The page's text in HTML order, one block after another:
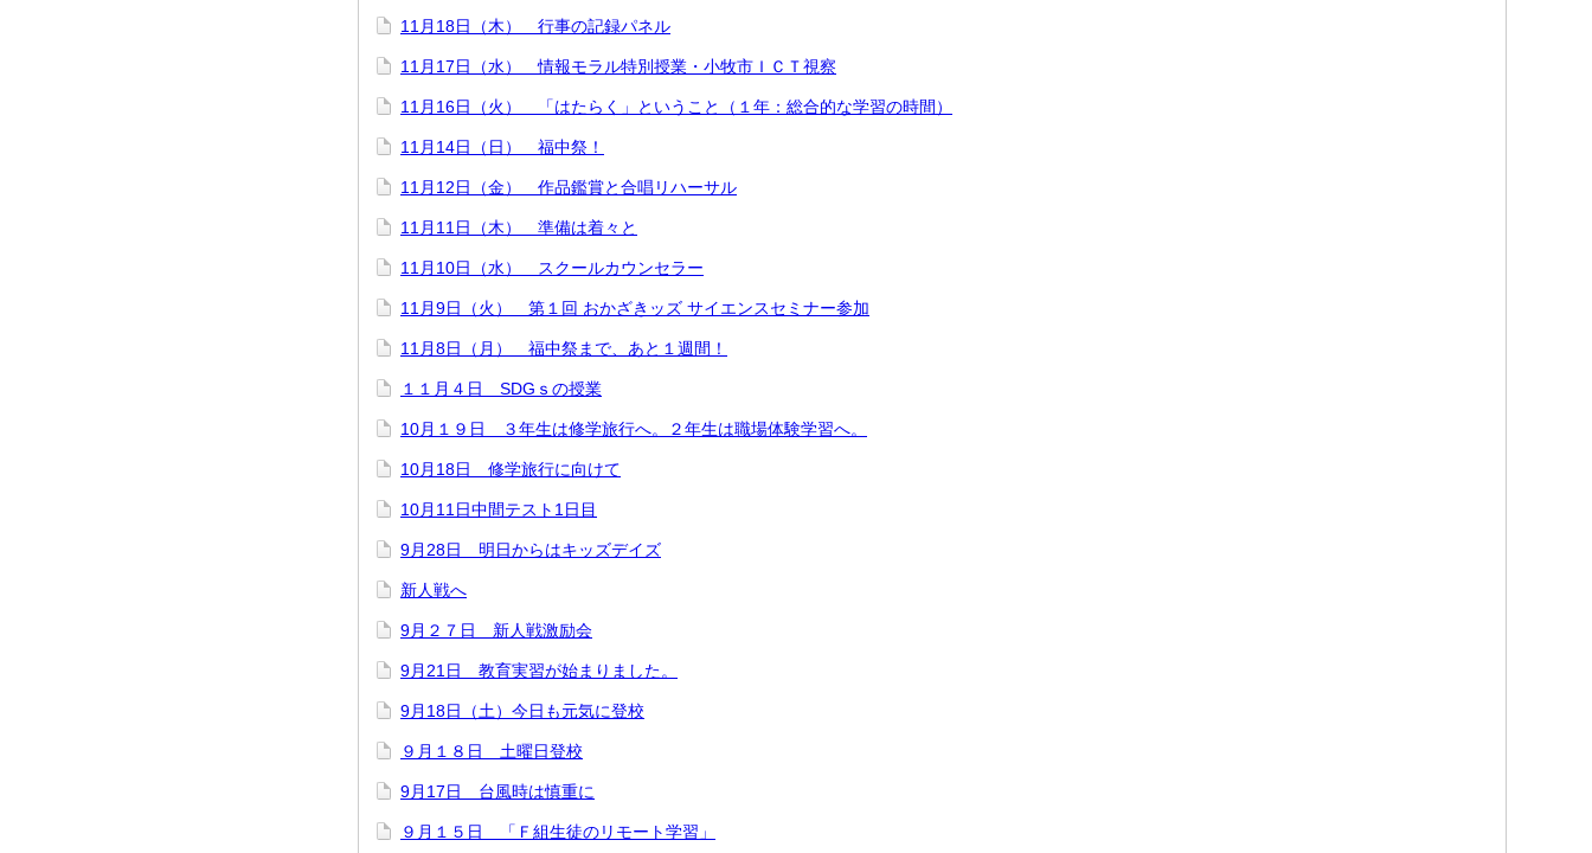
11月18日（木） 行事の記録パネル
11月17日（水） 情報モラル特別授業・小牧市ＩＣＴ視察
11月16日（火） 「はたらく」ということ（１年：総合的な学習の時間）
11月14日（日） 福中祭！
11月12日（金） 作品鑑賞と合唱リハーサル
11月11日（木） 準備は着々と
11月10日（水） スクールカウンセラー
11月9日（火） 第１回 おかざきッズ サイエンスセミナー参加
11月8日（月） 福中祭まで、あと１週間！
１１月４日 SDGｓの授業
10月１９日 ３年生は修学旅行へ。２年生は職場体験学習へ。
10月18日 修学旅行に向けて
10月11日中間テスト1日目
9月28日 明日からはキッズデイズ
新人戦へ
9月２７日 新人戦激励会
9月21日 教育実習が始まりました。
9月18日（土）今日も元気に登校
９月１８日 土曜日登校
9月17日 台風時は慎重に
９月１５日 「Ｆ組生徒のリモート学習」